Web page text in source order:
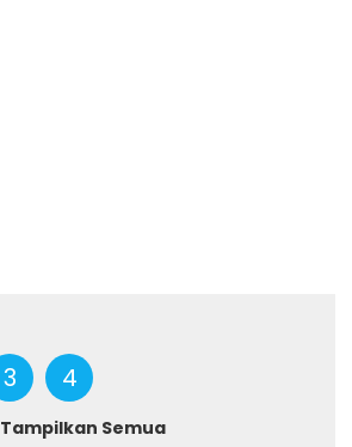
3 4
Tampilkan Semua